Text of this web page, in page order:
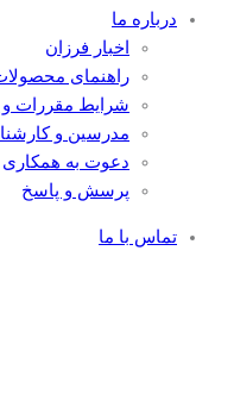
درباره ما
اخبار فرزان
راهنمای
شرایط مقررات و
مدرسین و
دعوت به همکاری
پرسش و پاسخ
تماس با ما